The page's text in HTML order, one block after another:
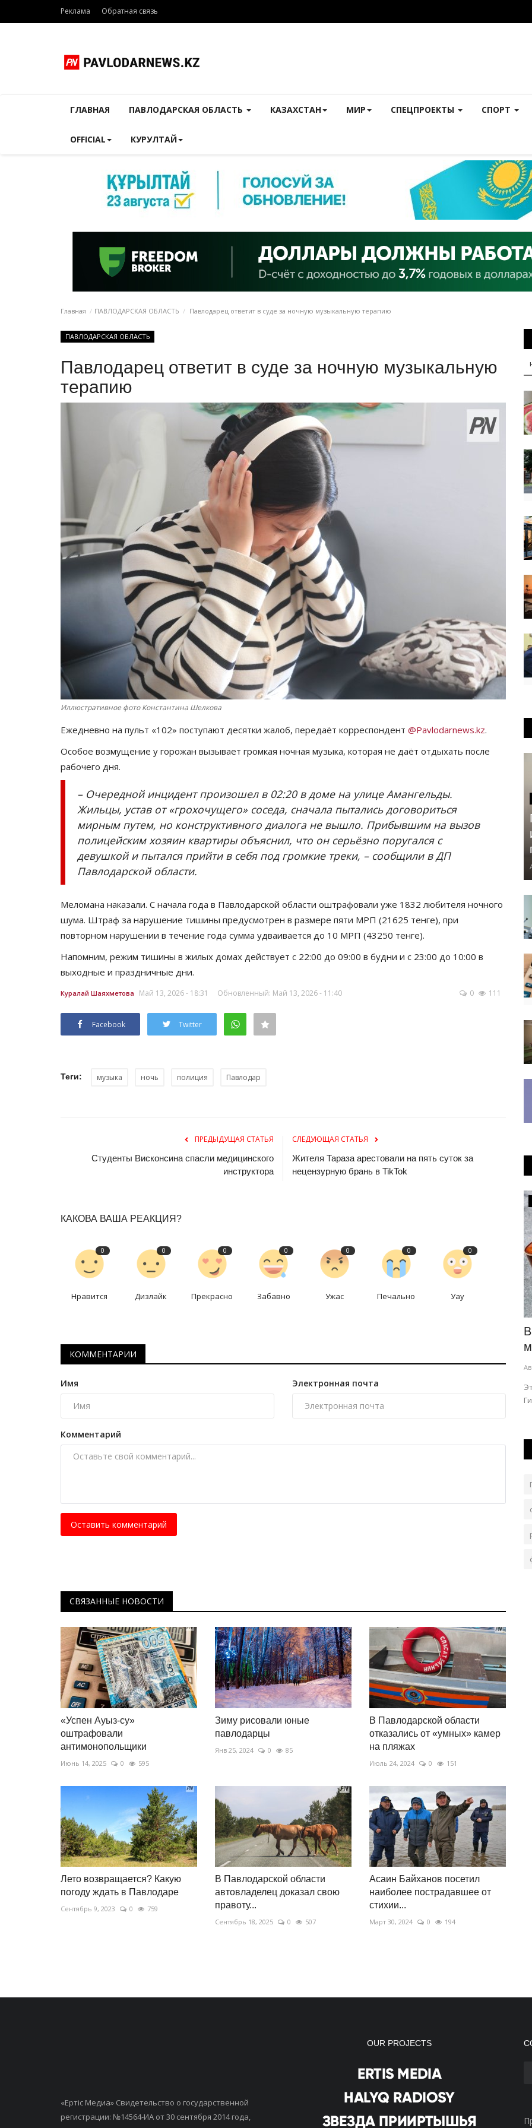
Реклама Обратная связь
ГЛАВНАЯ ПАВЛОДАРСКАЯ ОБЛАСТЬ КАЗАХСТАН МИР СПЕЦПРОЕКТЫ СПОРТ
OFFICIAL КУРУЛТАЙ
Главная ПАВЛОДАРСКАЯ ОБЛАСТЬ Павлодарец ответит в суде за ночную музыкальную терапию
ПАВЛОДАРСКАЯ ОБЛАСТЬ
Павлодарец ответит в суде за ночную музыкальную
терапию
Иллюстративное фото Константина Шелкова
Ежедневно на пульт «102» поступают десятки жалоб, передаёт корреспондент @Pavlodarnews.kz.
Особое возмущение у горожан вызывает громкая ночная музыка, которая не даёт отдыхать после
рабочего дня.
– Очередной инцидент произошел в 02:20 в доме на улице Амангельды.
Жильцы, устав от «грохочущего» соседа, сначала пытались договориться
мирным путем, но конструктивного диалога не вышло. Прибывшим на вызов
полицейским хозяин квартиры объяснил, что он серьёзно поругался с
девушкой и пытался прийти в себя под громкие треки, – сообщили в ДП
Павлодарской области.
Меломана наказали. С начала года в Павлодарской области оштрафовали уже 1832 любителя ночного
шума. Штраф за нарушение тишины предусмотрен в размере пяти МРП (21625 тенге), при
повторном нарушении в течение года сумма удваивается до 10 МРП (43250 тенге).
Напомним, режим тишины в жилых домах действует с 22:00 до 09:00 в будни и с 23:00 до 10:00 в
выходные и праздничные дни.
Куралай Шаяхметова Май 13, 2026 - 18:31 Обновленный: Май 13, 2026 - 11:40 0 111
Facebook Twitter
Теги: музыка ночь полиция Павлодар
ПРЕДЫДУЩАЯ СТАТЬЯ
Студенты Висконсина спасли медицинского
инструктора
СЛЕДУЮЩАЯ СТАТЬЯ
Жителя Тараза арестовали на пять суток за
нецензурную брань в TikTok
КАКОВА ВАША РЕАКЦИЯ?
0
Нравится
0
Дизлайк
0
Прекрасно
0
Забавно
0
Ужас
0
Печально
0
Уау
КОММЕНТАРИИ
Имя Электронная почта
Комментарий
Оставить комментарий
СВЯЗАННЫЕ НОВОСТИ
«Успен Ауыз-су»
оштрафовали
антимонопольщики
Июнь 14, 2025 0 595
Зиму рисовали юные
павлодарцы
Янв 25, 2024 0 85
В Павлодарской области
отказались от «умных» камер
на пляжах
Июль 24, 2024 0 151
Лето возвращается? Какую
погоду ждать в Павлодаре
Сентябрь 9, 2023 0 759
В Павлодарской области
автовладелец доказал свою
правоту...
Сентябрь 18, 2025 0 507
Асаин Байханов посетил
наиболее пострадавшее от
стихии...
Март 30, 2024 0 194
завершили год
Дек 19, 2025 0 3013
Матчи второго тура среди команд Высшей лиги группы
Авг 5, 2026 0 83
К четвероногой нарушительнице, разумеется, никаких
«Ертiс Медиа» Свидетельство о государственной
регистрации: №14564-ИА от 30 сентября 2014 года,
OUR PROJECTS